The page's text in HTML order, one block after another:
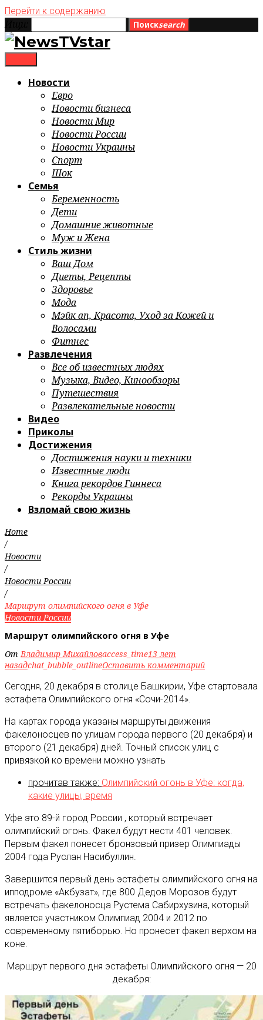
Перейти к содержанию
Поискsearch
Новости
Евро
Новости бизнеса
Новости Мир
Новости России
Новости Украины
Спорт
Шок
Семья
Беременность
Дети
Домашние животные
Муж и Жена
Стиль жизни
Ваш Дом
Диеты, Рецепты
Здоровье
Мода
Мэйк ап, Красота, Уход за Кожей и
Волосами
Фитнес
Развлечения
Все об известных людях
Музыка, Видео, Кинообзоры
Путешествия
Развлекательные новости
Видео
Приколы
Достижения
Достижения науки и техники
Известные люди
Книга рекордов Гиннеса
Рекорды Украины
Взломай свою жизнь
Home
/
Новости
/
Новости России
/
Маршрут олимпийского огня в Уфе
Новости России
Маршрут олимпийского огня в Уфе
ОтВладимир Михайловaccess_time13 лет
назадchat_bubble_outlineОставить комментарий
Сегодня, 20 декабря в столице Башкирии, Уфе стартовала
эстафета Олимпийского огня «Сочи-2014».
На картах города указаны маршруты движения
факелоносцев по улицам города первого (20 декабря) и
второго (21 декабря) дней. Точный список улиц с
привязкой ко времени можно узнать
прочитав также: Олимпийский огонь в Уфе: когда,
какие улицы, время
Уфе это 89-й город России , который встречает
олимпийский огонь. Факел будут нести 401 человек.
Первым факел понесет бронзовый призер Олимпиады
2004 года Руслан Насибуллин.
Завершится первый день эстафеты олимпийского огня на
ипподроме «Акбузат», где 800 Дедов Морозов будут
встречать факелоносца Рустема Сабирхузина, который
является участником Олимпиад 2004 и 2012 по
современному пятиборью. Но пронесет факел верхом на
коне.
Маршрут первого дня эстафеты Олимпийского огня — 20
декабря: